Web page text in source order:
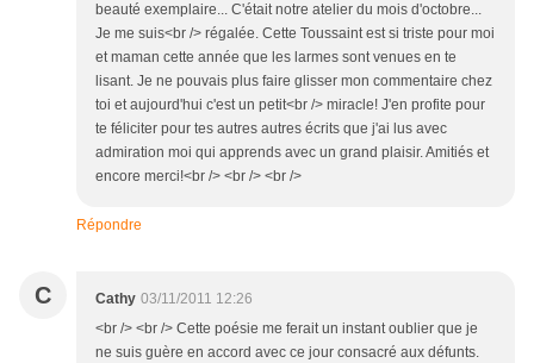
beauté exemplaire... C'était notre atelier du mois d'octobre...
Je me suis<br /> régalée. Cette Toussaint est si triste pour moi
et maman cette année que les larmes sont venues en te
lisant. Je ne pouvais plus faire glisser mon commentaire chez
toi et aujourd'hui c'est un petit<br /> miracle! J'en profite pour
te féliciter pour tes autres autres écrits que j'ai lus avec
admiration moi qui apprends avec un grand plaisir. Amitiés et
encore merci!<br /> <br /> <br />
Répondre
C Cathy 03/11/2011 12:26
<br /> <br /> Cette poésie me ferait un instant oublier que je
ne suis guère en accord avec ce jour consacré aux défunts.